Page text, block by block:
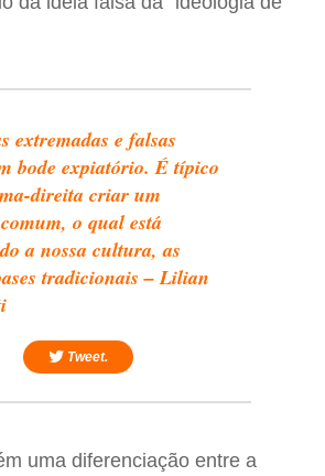
extremadas e falsas
bode expiatório. É típico
direita criar um
o qual está
a nossa cultura, as
tradicionais – Lilian
Tweet.
uma diferenciação entre a